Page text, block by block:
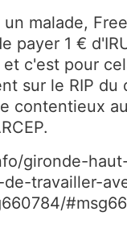
malade,
payer 1 €
c'est pour
sur le RIP du
contentieux
gironde-
travailler-